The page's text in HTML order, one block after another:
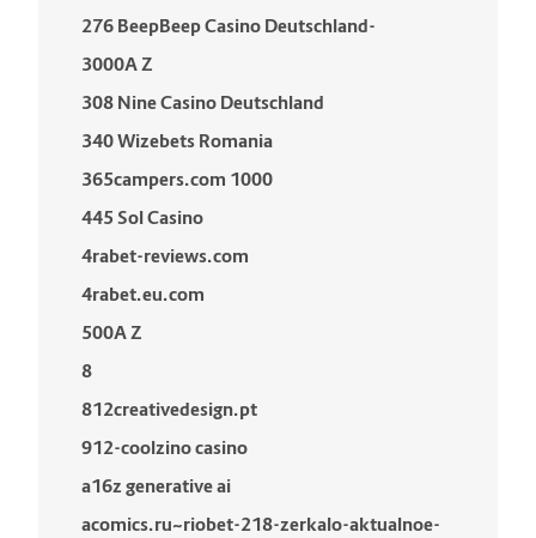
276 BeepBeep Casino Deutschland-
3000A Z
308 Nine Casino Deutschland
340 Wizebets Romania
365campers.com 1000
445 Sol Casino
4rabet-reviews.com
4rabet.eu.com
500A Z
8
812creativedesign.pt
912-coolzino casino
a16z generative ai
acomics.ru~riobet-218-zerkalo-aktualnoe-